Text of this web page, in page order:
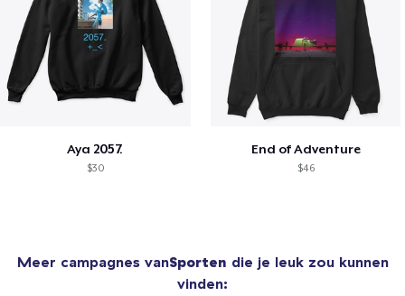
Aya 2057.
$30
End of Adventure
$46
Meer campagnes vanSporten die je leuk zou kunnen
vinden: